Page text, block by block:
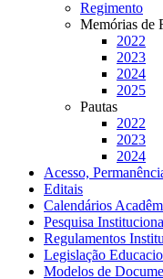
Regimento
Memórias de
2022
2023
2024
2025
Pautas
2022
2023
2024
Acesso,
Editais
Calendários
Pesquisa
Regulamentos
Legislação
Modelos de